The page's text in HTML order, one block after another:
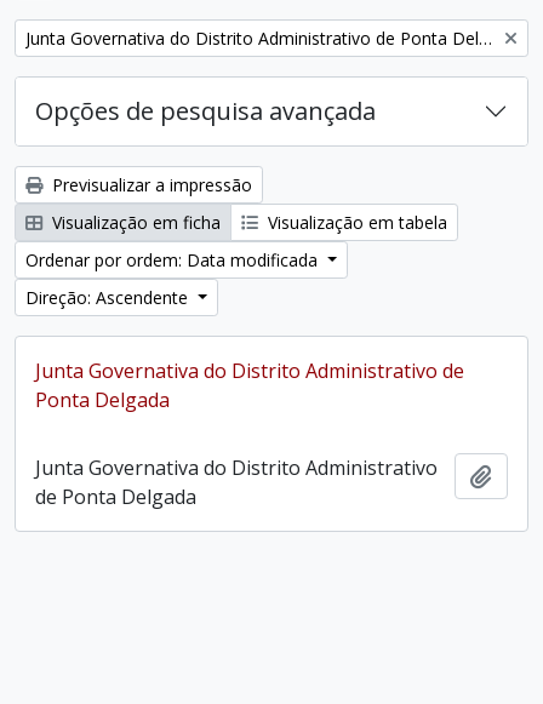
Remover filtro: Junta Governativa do Distrito Administrativo de Ponta Delgada
Opções de pesquisa avançada
Previsualizar a impressão
Visualização em ficha
Visualização em tabela
Ordenar por ordem: Data modificada
Direção: Ascendente
Junta Governativa do Distrito Administrativo de
Ponta Delgada
Junta Governativa do Distrito Administrativo
de Ponta Delgada